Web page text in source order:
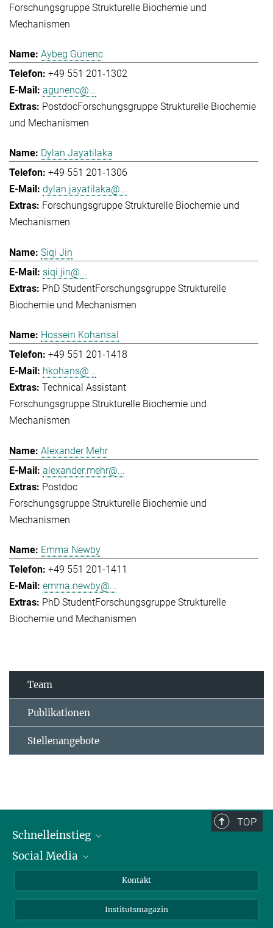
Forschungsgruppe Strukturelle Biochemie und
Mechanismen
Aybeg Günenc
+49 551 201-1302
agunenc@...
PostdocForschungsgruppe Strukturelle Biochemie
und Mechanismen
Dylan Jayatilaka
+49 551 201-1306
dylan.jayatilaka@...
Forschungsgruppe Strukturelle Biochemie und
Mechanismen
Siqi Jin
siqi.jin@...
PhD StudentForschungsgruppe Strukturelle
Biochemie und Mechanismen
Hossein Kohansal
+49 551 201-1418
hkohans@...
Technical Assistant
Forschungsgruppe Strukturelle Biochemie und
Mechanismen
Alexander Mehr
alexander.mehr@...
Postdoc
Forschungsgruppe Strukturelle Biochemie und
Mechanismen
Emma Newby
+49 551 201-1411
emma.newby@...
PhD StudentForschungsgruppe Strukturelle
Biochemie und Mechanismen
Team
Publikationen
Stellenangebote
TOP
Schnelleinstieg
Alumni
Fördernde
Social Media
Bluesky
Facebook
Kontakt
Institutsmagazin